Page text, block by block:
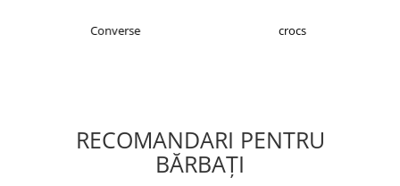
Converse crocs
RECOMANDARI PENTRU
BĂRBAŢI